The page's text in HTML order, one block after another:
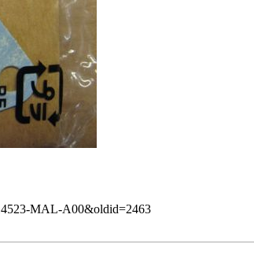
MAL-A00&oldid=2463